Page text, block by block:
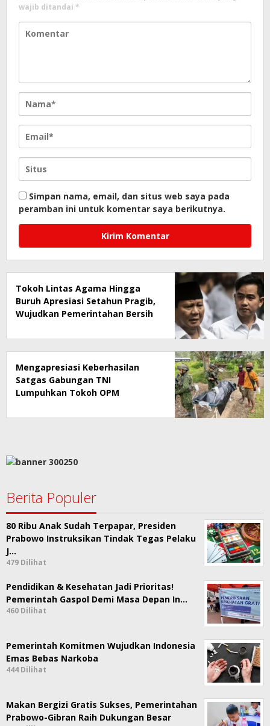
wajib ditandai *
Simpan nama, email, dan situs web saya pada
peramban ini untuk komentar saya berikutnya.
Tokoh Lintas Agama Hingga
Buruh Apresiasi Setahun Pragib,
Wujudkan Pemerintahan Bersih
Mengapresiasi Keberhasilan
Satgas Gabungan TNI
Lumpuhkan Tokoh OPM
Berita Populer
80 Ribu Anak Sudah Terpapar, Presiden
Prabowo Instruksikan Tindak Tegas Pelaku
J…
479 Dilihat
Pendidikan & Kesehatan Jadi Prioritas!
Pemerintah Gaspol Demi Masa Depan In…
460 Dilihat
Pemerintah Komitmen Wujudkan Indonesia
Emas Bebas Narkoba
444 Dilihat
Makan Bergizi Gratis Sukses, Pemerintahan
Prabowo-Gibran Raih Dukungan Besar